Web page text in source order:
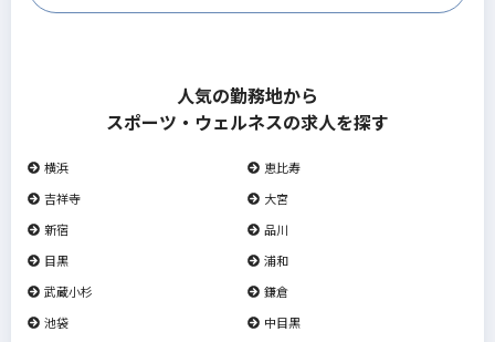
人気の勤務地から
スポーツ・ウェルネスの求人を探す
横浜
恵比寿
吉祥寺
大宮
新宿
品川
目黒
浦和
武蔵小杉
鎌倉
池袋
中目黒